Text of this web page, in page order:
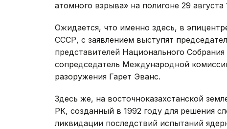
атомного взрыва» на полигоне 29 августа
Ожидается, что именно здесь, в
СССР, с заявлением выступят
представителей Национального
сопредседатель Международной
разоружения Гарет Эванс.
Здесь же, на восточноказахстанской
РК, созданный в 1992 году для решения
ликвидации последствий испытаний